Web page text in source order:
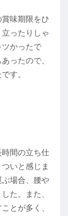
味期限をひ
ったりしゃ
かったで
ったので、
す。
間の立ち仕
いと感じま
場合、腰や
た。また、
とが多く、